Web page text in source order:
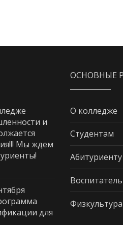
и
Мы ждем
для
ОСНОВНЫЕ
О колледже
Студентам
Абитуриенту